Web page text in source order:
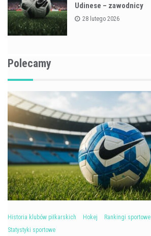
Udinese – zawodnicy
28 lutego 2026
Polecamy
Historia klubów piłkarskich Hokej Rankingi sportowe
Statystyki sportowe